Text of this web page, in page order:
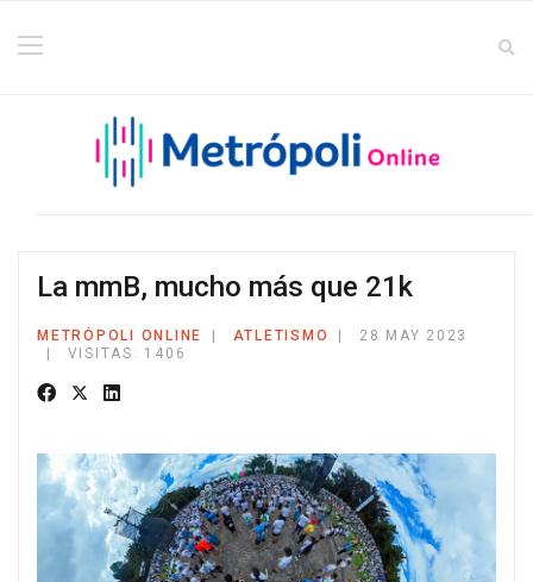
La mmB, mucho más que 21k
METRÓPOLI ONLINE ATLETISMO
28 MAY 2023
VISITAS: 1406